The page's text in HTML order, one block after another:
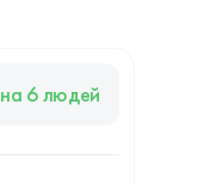
на 6 людей